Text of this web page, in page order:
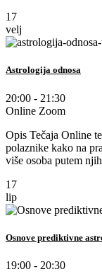
17
velj
Astrologija odnosa
20:00 - 21:30
Online Zoom
Opis Tečaja Online
polaznike kako na
više osoba putem
17
lip
Osnove prediktivne
19:00 - 20:30